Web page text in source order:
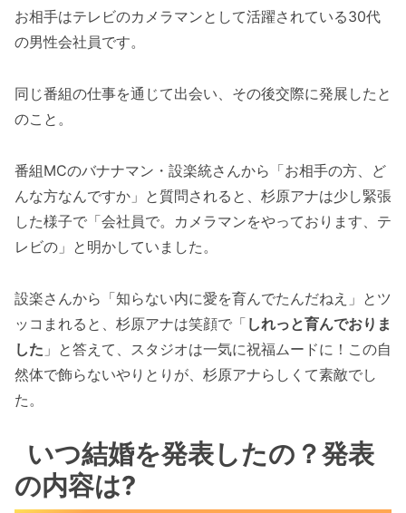
お相手はテレビのカメラマンとして活躍されている30代
の男性会社員です。
同じ番組の仕事を通じて出会い、その後交際に発展したと
のこと。
番組MCのバナナマン・設楽統さんから「お相手の方、ど
んな方なんですか」と質問されると、杉原アナは少し緊張
した様子で「会社員で。カメラマンをやっております、テ
レビの」と明かしていました。
設楽さんから「知らない内に愛を育んでたんだねえ」とツ
ッコまれると、杉原アナは笑顔で「 しれっと育んでおりま
した 」と答えて、スタジオは一気に祝福ムードに！この自
然体で飾らないやりとりが、杉原アナらしくて素敵でし
た。
いつ結婚を発表したの？発表
の内容は?